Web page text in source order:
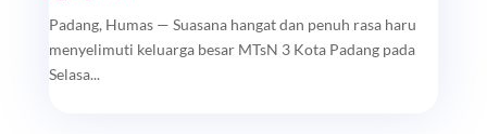
Padang, Humas — Suasana hangat dan penuh rasa haru
menyelimuti keluarga besar MTsN 3 Kota Padang pada
Selasa...